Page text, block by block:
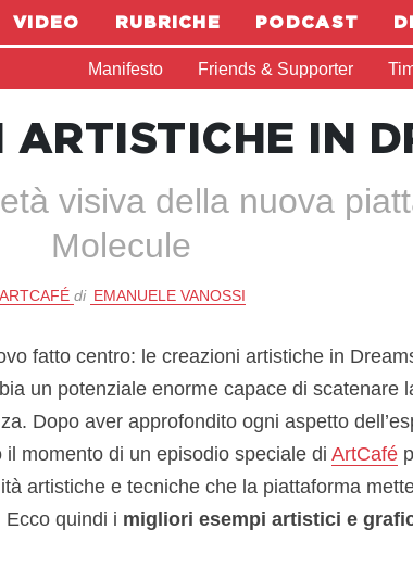
VIDEO RUBRICHE PODCAST
Manifesto Friends & Supporter
IN
visiva della nuova
Molecule
ARTCAFÉ di EMANUELE VANOSSI
fatto centro: le creazioni artistiche in
un potenziale enorme capace di scatenare
Dopo aver approfondito ogni aspetto
il momento di un episodio speciale di ArtCafé
artistiche e tecniche che la piattaforma
quindi i migliori esempi artistici e